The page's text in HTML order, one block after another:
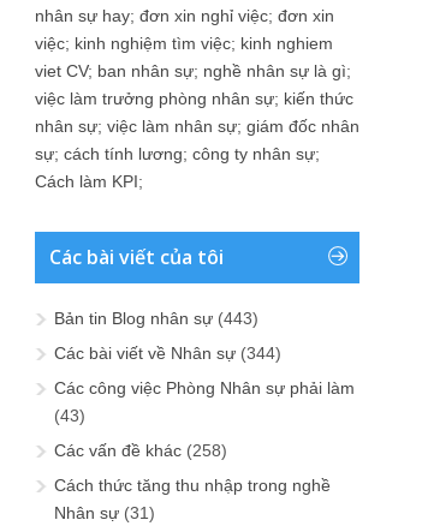
nhân sự hay; đơn xin nghỉ việc; đơn xin
việc; kinh nghiệm tìm việc; kinh nghiem
viet CV; ban nhân sự; nghề nhân sự là gì;
việc làm trưởng phòng nhân sự; kiến thức
nhân sự; việc làm nhân sự; giám đốc nhân
sự; cách tính lương; công ty nhân sự;
Cách làm KPI;
Các bài viết của tôi
Bản tin Blog nhân sự (443)
Các bài viết về Nhân sự (344)
Các công việc Phòng Nhân sự phải làm
(43)
Các vấn đề khác (258)
Cách thức tăng thu nhập trong nghề
Nhân sự (31)